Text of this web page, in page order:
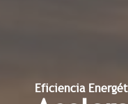
Eficiencia